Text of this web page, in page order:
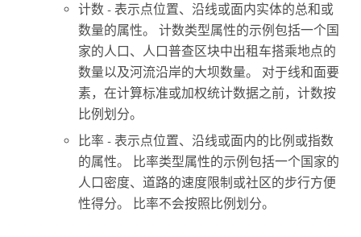
计数 - 表示点位置、沿线或面内实体的总和或
数量的属性。 计数类型属性的示例包括一个国
家的人口、人口普查区块中出租车搭乘地点的
数量以及河流沿岸的大坝数量。 对于线和面要
素，在计算标准或加权统计数据之前，计数按
比例划分。
比率 - 表示点位置、沿线或面内的比例或指数
的属性。 比率类型属性的示例包括一个国家的
人口密度、道路的速度限制或社区的步行方便
性得分。 比率不会按照比例划分。